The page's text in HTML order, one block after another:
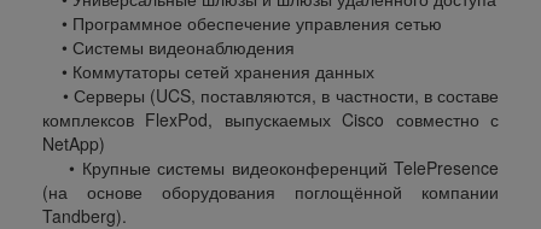
• Программное обеспечение управления сетью
• Системы видеонаблюдения
• Коммутаторы сетей хранения данных
• Серверы (UCS, поставляются, в частности, в составе
комплексов FlexPod, выпускаемых Cisco совместно с
NetApp)
• Крупные системы видеоконференций TelePresence
(на основе оборудования поглощённой компании
Tandberg).